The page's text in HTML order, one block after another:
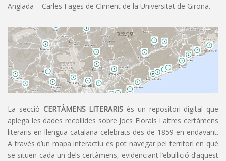
Anglada – Carles Fages de Climent de la Universitat de Girona.
La secció CERTÀMENS LITERARIS és un repositori digital que
aplega les dades recollides sobre Jocs Florals i altres certàmens
literaris en llengua catalana celebrats des de 1859 en endavant.
A través d’un mapa interactiu es pot navegar pel territori en què
se situen cada un dels certàmens, evidenciant l’ebullició d’aquest